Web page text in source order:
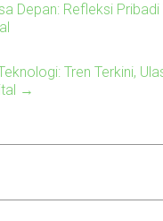
Depan: Refleksi
Tren Terkini,
→